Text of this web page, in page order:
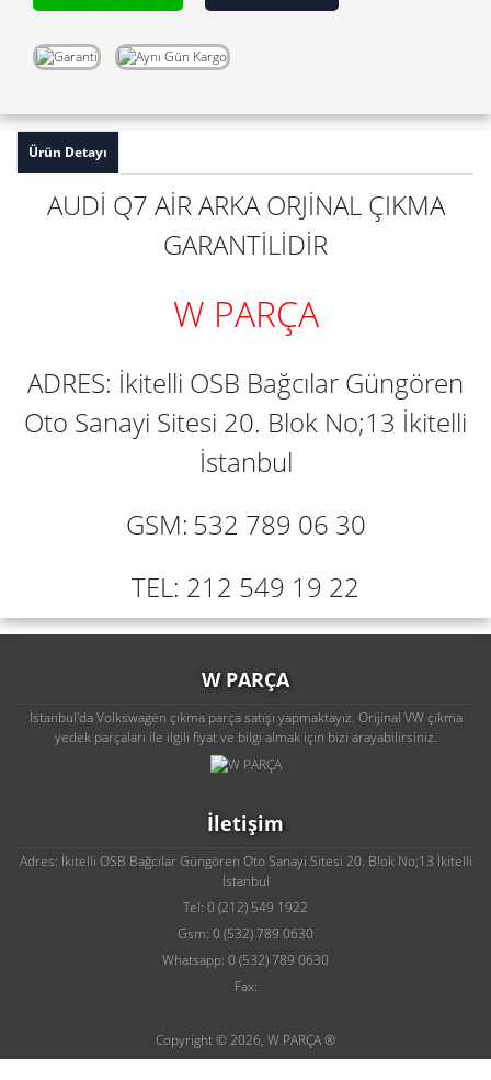
Ürün Detayı
AUDİ Q7 AİR ARKA ORJİNAL ÇIKMA
GARANTİLİDİR
W PARÇA
ADRES: İkitelli OSB Bağcılar Güngören
Oto Sanayi Sitesi 20. Blok No;13 İkitelli
İstanbul
GSM: 532 789 06 30
TEL: 212 549 19 22
W PARÇA
İstanbul'da Volkswagen çıkma parça satışı yapmaktayız. Orijinal VW çıkma
yedek parçaları ile ilgili fiyat ve bilgi almak için bizi arayabilirsiniz.
İletişim
Adres: İkitelli OSB Bağcılar Güngören Oto Sanayi Sitesi 20. Blok No;13 İkitelli
İstanbul
Tel: 0 (212) 549 1922
Gsm: 0 (532) 789 0630
Whatsapp: 0 (532) 789 0630
Fax:
Copyright © 2026, W PARÇA ®